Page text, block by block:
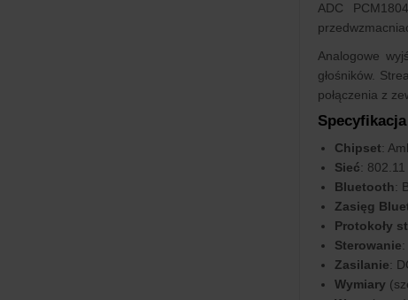
ADC
Analogowe
głośników.
połączenia z
Chipset:
Sieć:
Bluetooth:
Zasięg
Protokoły
Sterowanie
Zasilanie:
Wymiary